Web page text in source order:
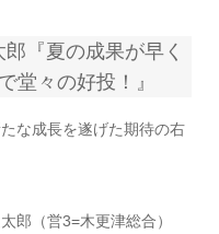
『夏の成果が早く
堂々の好投！』
な成長を遂げた期待の右
郎（営3=木更津総合）